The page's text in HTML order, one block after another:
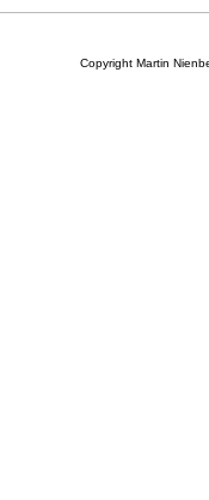
Copyright Martin